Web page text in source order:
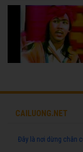
CAILUONG.NET
Đây là nơi dừng chân